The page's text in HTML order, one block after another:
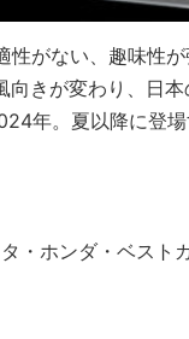
がない、趣味性
きが変わり、日
年。夏以降に登
・ホンダ・ベスト